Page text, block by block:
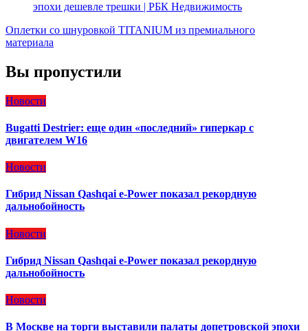
эпохи дешевле трешки | РБК Недвижимость
Оплетки со шнуровкой TITANIUM из премиального
материала
Вы пропустили
Новости
Bugatti Destrier: еще один «последний» гиперкар с
двигателем W16
Новости
Гибрид Nissan Qashqai e-Power показал рекордную
дальнобойность
Новости
Гибрид Nissan Qashqai e-Power показал рекордную
дальнобойность
Новости
В Москве на торги выставили палаты допетровской эпохи